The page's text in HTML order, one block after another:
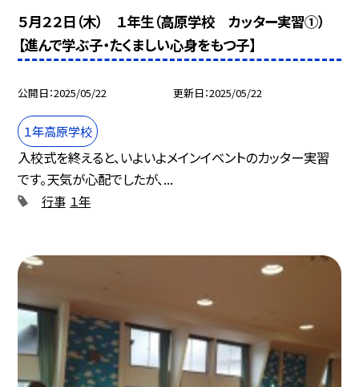
５月２２日（木） １年生（高原学校 カッター実習①）
【進んで学ぶ子・たくましい心身をもつ子】
公開日 2025/05/22 更新日 2025/05/22
１年高原学校
入校式を終えると、いよいよメインイベントのカッター実習
です。天気が心配でしたが、...
行事 １年